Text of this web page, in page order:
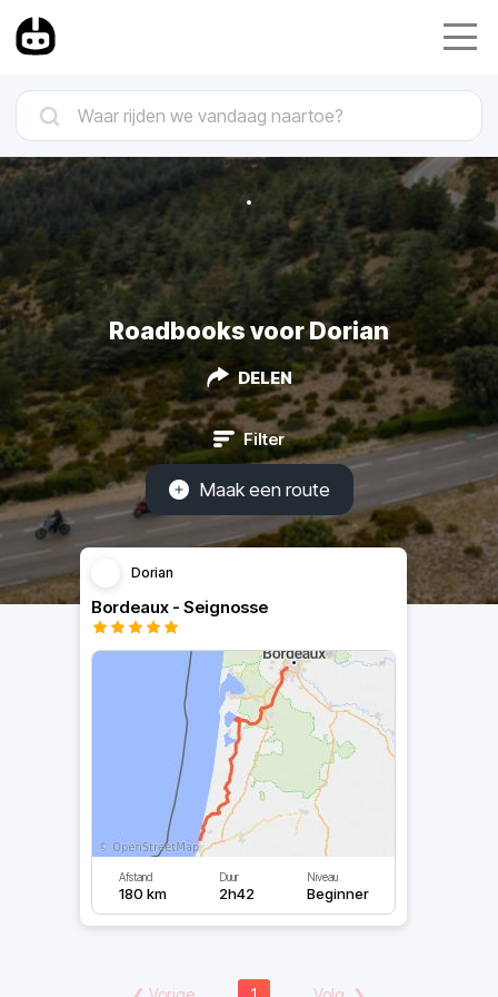
Roadbooks voor Dorian
DELEN
Filter
Maak een route
Dorian
Bordeaux - Seignosse
Afstand
180 km
Duur
2h42
Niveau
Beginner